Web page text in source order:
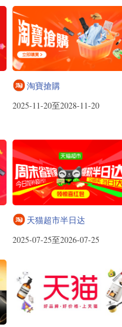
淘寶搶購
2025-11-20至2028-11-20
天猫超市半日达
2025-07-25至2026-07-25